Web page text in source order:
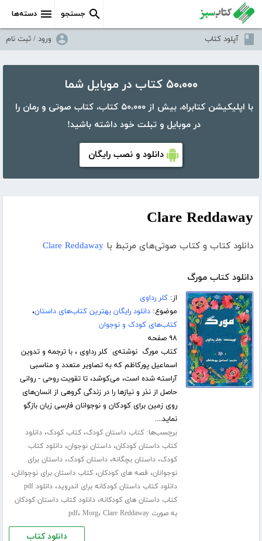
دسته‌ها جستجو
آپلود کتاب ورود / ثبت نام
۵۰،۰۰۰ کتاب در موبایل شما
با اپلیکیشن کتابراه، بیش از ۵۰،۰۰۰ کتاب، کتاب صوتی و رمان را
در موبایل و تبلت خود داشته باشید!
دانلود و نصب رایگان
Clare Reddaway
دانلود کتاب و کتاب صوتی‌های مرتبط با Clare Reddaway
دانلود کتاب مورگ
از:کلر رداوی
موضوع:دانلود رایگان بهترین کتاب‌های داستان،
کتاب‌های کودک و نوجوان
۹۸ صفحه
کتاب مورگ نوشته‌ی کلر رداوی ، با ترجمه و تدوین
اسماعیل پورکاظم که به تصاویر متعدد و مناسبی
آراسته شده است، می‌کوشد، تا تقویت روحی - روانی
حاصل از نذر و نیازها را در زندگی گروهی از انسان‌های
روی زمین برای کودکان و نوجوانان فارسی زبان بازگو
نماید....
برچسب‌ها:کتاب داستان کودک،کتاب کودک،دانلود
کتاب داستان کودکان،داستان نوجوان،دانلود کتاب
کودک،داستان بچگانه،داستان کودک،داستان برای
نوجوانان، قصه های کودکان،کتاب داستان برای نوجوانان،
دانلود کتاب داستان کودکانه برای اندروید،
دانلود pdf
کتاب داستان های کودکانه،دانلود کتاب داستان کودکان
به صورت pdf
، Morg، Clare Reddaway
دانلود کتاب